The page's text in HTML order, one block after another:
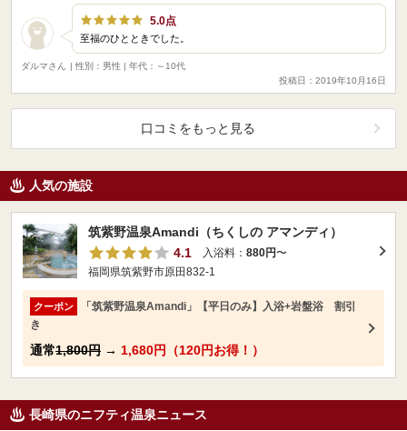
5.0点
至福のひとときでした。
ダルマさん
| 性別：男性 | 年代：～10代
投稿日：2019年10月16日
口コミをもっと見る
人気の施設
筑紫野温泉Amandi（ちくしの アマンディ）
4.1
入浴料： 880円〜
福岡県筑紫野市原田832-1
クーポン
「筑紫野温泉Amandi」【平日のみ】入浴+岩盤浴 割引
き
通常1,800円 → 1,680円（120円お得！）
長崎県のニフティ温泉ニュース